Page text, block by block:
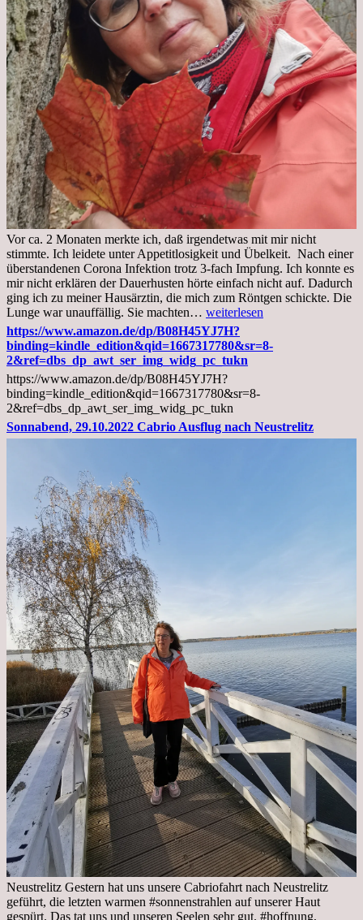
Vor ca. 2 Monaten merkte ich, daß irgendetwas mit mir nicht
stimmte. Ich leidete unter Appetitlosigkeit und Übelkeit. Nach einer
überstandenen Corona Infektion trotz 3-fach Impfung. Ich konnte es
mir nicht erklären der Dauerhusten hörte einfach nicht auf. Dadurch
ging ich zu meiner Hausärztin, die mich zum Röntgen schickte. Die
Lunge war unauffällig. Sie machten… Mittwoch,
02.11.2022,
Arztgespräch
und
Diagnose
Lebermetastasen
weiterlesen
https://www.amazon.de/dp/B08H45YJ7H?
binding=kindle_edition&qid=1667317780&sr=8-
2&ref=dbs_dp_awt_ser_img_widg_pc_tukn
https://www.amazon.de/dp/B08H45YJ7H?
binding=kindle_edition&qid=1667317780&sr=8-
2&ref=dbs_dp_awt_ser_img_widg_pc_tukn
Sonnabend, 29.10.2022 Cabrio Ausflug nach Neustrelitz
Neustrelitz Gestern hat uns unsere Cabriofahrt nach Neustrelitz
geführt, die letzten warmen #sonnenstrahlen auf unserer Haut
gespürt. Das tat uns und unseren Seelen sehr gut. #hoffnung,